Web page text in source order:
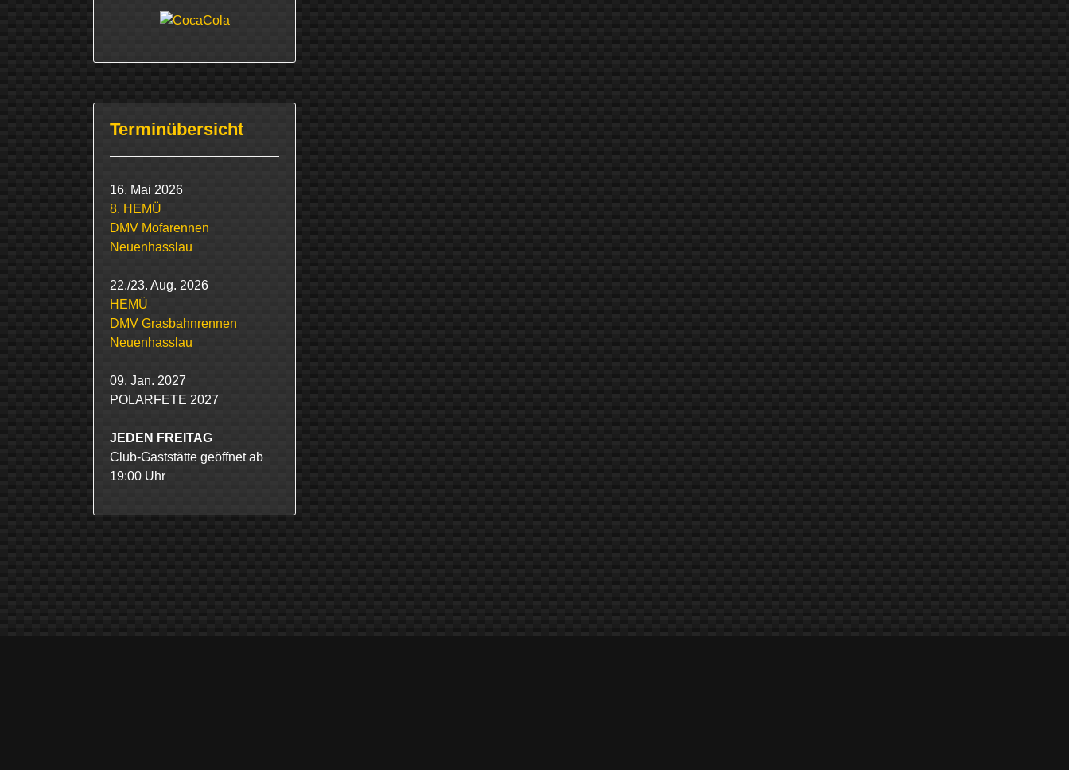
Terminübersicht
16. Mai 2026
8. HEMÜ
DMV Mofarennen
Neuenhasslau
22./23. Aug. 2026
HEMÜ
DMV Grasbahnrennen
Neuenhasslau
09. Jan. 2027
POLARFETE 2027
JEDEN FREITAG
Club-Gaststätte geöffnet ab
19:00 Uhr